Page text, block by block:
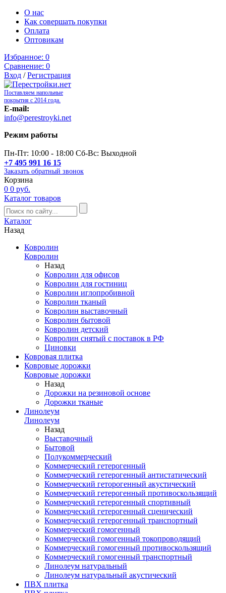
О нас
Как совершать покупки
Оплата
Оптовикам
Избранное: 0
Сравнение: 0
Вход /Регистрация
Поставляем напольные
покрытия с 2014 года.
E-mail:
info@perestroyki.net
Режим работы
Пн-Пт: 10:00 - 18:00 Сб-Вс: Выходной
+7 495 991 16 15
Заказать обратный звонок
Корзина
0 0 руб.
Каталог товаров
Каталог
Назад
Ковролин
Ковролин
Назад
Ковролин для офисов
Ковролин для гостиниц
Ковролин иглопробивной
Ковролин тканый
Ковролин выставочный
Ковролин бытовой
Ковролин детский
Ковролин снятый с поставок в РФ
Циновки
Ковровая плитка
Ковровые дорожки
Ковровые дорожки
Назад
Дорожки на резиновой основе
Дорожки тканые
Линолеум
Линолеум
Назад
Выставочный
Бытовой
Полукоммерческий
Коммерческий гетерогенный
Коммерческий гетерогенный антистатический
Коммерческий геторогенный акустический
Коммерческий гетерогенный противоскользящий
Коммерческий гетерогенный спортивный
Коммерческий гетерогенный сценический
Коммерческий гетерогенный транспортный
Коммерческий гомогенный
Коммерческий гомогенный токопроводящий
Коммерческий гомогенный противоскользящий
Коммерческий гомогенный транспортный
Линолеум натуральный
Линолеум натуральный акустический
ПВХ плитка